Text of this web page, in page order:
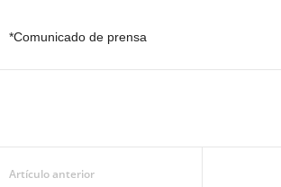
*Comunicado de prensa
Artículo anterior